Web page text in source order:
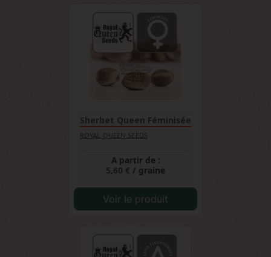
l'univers des collections premium.
Widow présente un profil équilibré terreux-
épicé, et Fruit Spirit dévoile des notes fruitées
complexes avec des touches de miel et de
Sherbet Queen Féminisée
ROYAL QUEEN SEEDS
A partir de :
5,60 € / graine
Voir le produit